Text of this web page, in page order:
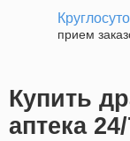
прием
Купить
аптека